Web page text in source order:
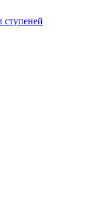
ступеней